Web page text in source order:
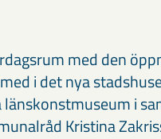
med den
i det nya
i
Kristina